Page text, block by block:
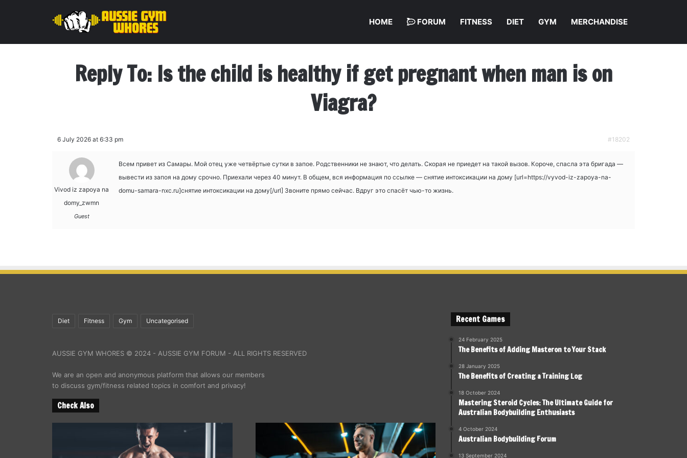
HOME FORUM FITNESS DIET GYM MERCHANDISE
Reply To: Is the child is healthy if get pregnant when man is on
Viagra?
6 July 2026 at 6:33 pm #18202
Vivod iz zapoya na
domy_zwmn
Guest
Всем привет из Самары. Мой отец уже четвёртые сутки в запое. Родственники не знают, что делать. Скорая не приедет на такой вызов. Короче, спасла эта бригада —
вывести из запоя на дому срочно. Приехали через 40 минут. В общем, вся информация по ссылке — снятие интоксикации на дому [url=https://vyvod-iz-zapoya-na-
domu-samara-nxc.ru]снятие интоксикации на дому[/url] Звоните прямо сейчас. Вдруг это спасёт чью-то жизнь.
Diet Fitness Gym Uncategorised
AUSSIE GYM WHORES © 2024 - AUSSIE GYM FORUM - ALL RIGHTS RESERVED
We are an open and anonymous platform that allows our members
to discuss gym/fitness related topics in comfort and privacy!
Check Also
Recent Games
24 February 2025
The Benefits of Adding Masteron to Your Stack
28 January 2025
The Benefits of Creating a Training Log
18 October 2024
Mastering Steroid Cycles: The Ultimate Guide for
Australian Bodybuilding Enthusiasts
4 October 2024
Australian Bodybuilding Forum
13 September 2024